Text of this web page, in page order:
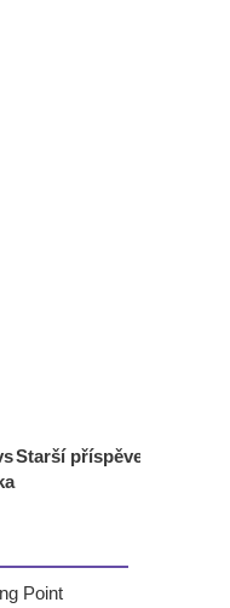
Starší příspěvek
Point